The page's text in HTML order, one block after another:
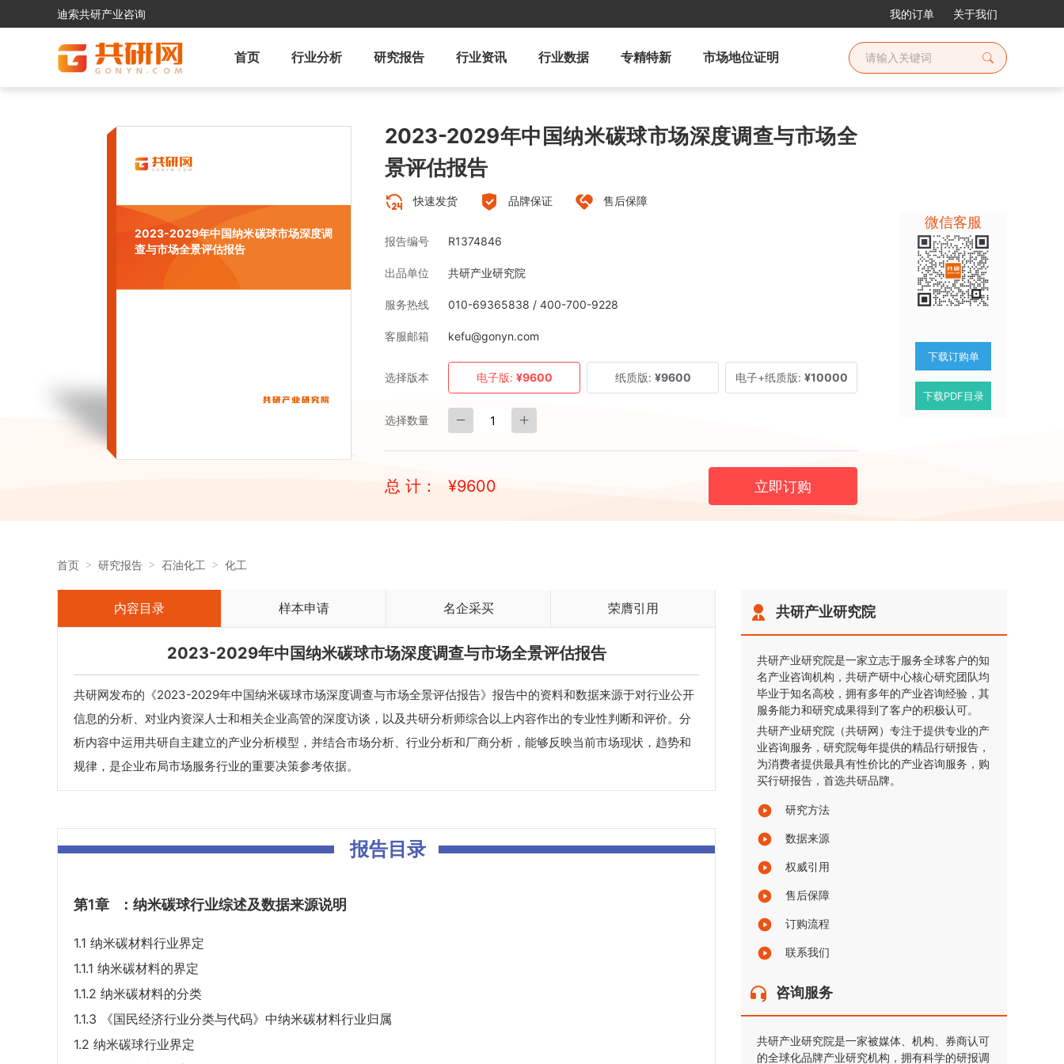
迪索共研产业咨询 我的订单 关于我们
首页 行业分析 研究报告 行业资讯 行业数据 专精特新 市场地位证明
2023-2029年中国纳米碳球市场深度调
查与市场全景评估报告
2023-2029年中国纳米碳球市场深度调查与市场全
景评估报告
快速发货 品牌保证 售后保障
报告编号 R1374846
出品单位 共研产业研究院
服务热线 010-69365838 / 400-700-9228
客服邮箱 kefu@gonyn.com
选择版本 电子版: ¥9600 纸质版: ¥9600 电子+纸质版: ¥10000
选择数量
总 计： ¥9600 立即订购
微信客服
下载订购单
下载PDF目录
首页 研究报告 石油化工 化工
内容目录 样本申请 名企采买 荣膺引用
2023-2029年中国纳米碳球市场深度调查与市场全景评估报告
共研网发布的《2023-2029年中国纳米碳球市场深度调查与市场全景评估报告》报告中的资料和数据来源于对行业公开
信息的分析、对业内资深人士和相关企业高管的深度访谈，以及共研分析师综合以上内容作出的专业性判断和评价。分
析内容中运用共研自主建立的产业分析模型，并结合市场分析、行业分析和厂商分析，能够反映当前市场现状，趋势和
规律，是企业布局市场服务行业的重要决策参考依据。
报告目录
第1章 ：纳米碳球行业综述及数据来源说明
1.1 纳米碳材料行业界定
1.1.1 纳米碳材料的界定
1.1.2 纳米碳材料的分类
1.1.3 《国民经济行业分类与代码》中纳米碳材料行业归属
1.2 纳米碳球行业界定
共研产业研究院
共研产业研究院是一家立志于服务全球客户的知
名产业咨询机构，共研产研中心核心研究团队均
毕业于知名高校，拥有多年的产业咨询经验，其
服务能力和研究成果得到了客户的积极认可。
共研产业研究院（共研网）专注于提供专业的产
业咨询服务，研究院每年提供的精品行研报告，
为消费者提供最具有性价比的产业咨询服务，购
买行研报告，首选共研品牌。
研究方法
数据来源
权威引用
售后保障
订购流程
联系我们
咨询服务
共研产业研究院是一家被媒体、机构、券商认可
的全球化品牌产业研究机构，拥有科学的研报调